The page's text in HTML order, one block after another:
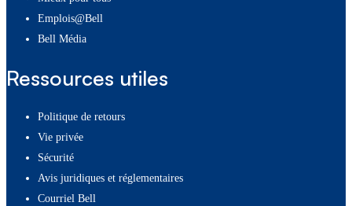
Emplois@Bell
Bell Média
Ressources utiles
Politique de retours
Vie privée
Sécurité
Avis juridiques et réglementaires
Courriel Bell